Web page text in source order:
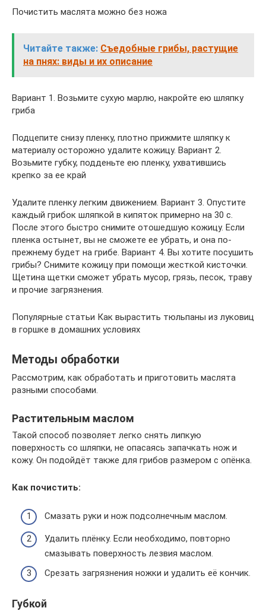
Почистить маслята можно без ножа
Читайте также: Съедобные грибы, растущие
на пнях: виды и их описание
Вариант 1. Возьмите сухую марлю, накройте ею шляпку
гриба
Подцепите снизу пленку, плотно прижмите шляпку к
материалу осторожно удалите кожицу. Вариант 2.
Возьмите губку, подденьте ею пленку, ухватившись
крепко за ее край
Удалите пленку легким движением. Вариант 3. Опустите
каждый грибок шляпкой в кипяток примерно на 30 с.
После этого быстро снимите отошедшую кожицу. Если
пленка остынет, вы не сможете ее убрать, и она по-
прежнему будет на грибе. Вариант 4. Вы хотите посушить
грибы? Снимите кожицу при помощи жесткой кисточки.
Щетина щетки сможет убрать мусор, грязь, песок, траву
и прочие загрязнения.
Популярные статьи Как вырастить тюльпаны из луковиц
в горшке в домашних условиях
Методы обработки
Рассмотрим, как обработать и приготовить маслята
разными способами.
Растительным маслом
Такой способ позволяет легко снять липкую
поверхность со шляпки, не опасаясь запачкать нож и
кожу. Он подойдёт также для грибов размером с опёнка.
Как почистить:
Смазать руки и нож подсолнечным маслом.
Удалить плёнку. Если необходимо, повторно
смазывать поверхность лезвия маслом.
Срезать загрязнения ножки и удалить её кончик.
Губкой